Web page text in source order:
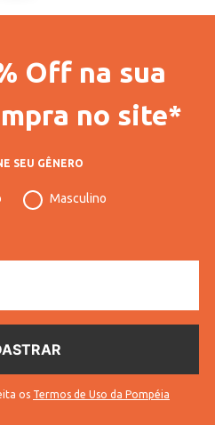
Off na sua
no site*
SEU GÊNERO
Masculino
os Termos de Uso da Pompéia